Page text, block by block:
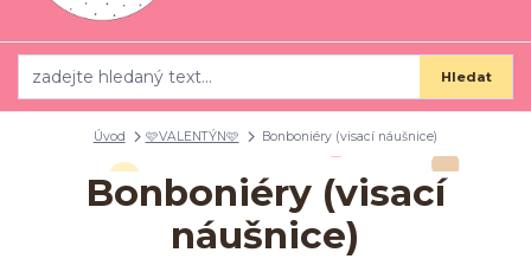
Hledat
Úvod 🩷VALENTÝN🩷 Bonboniéry (visací náušnice)
Bonboniéry (visací
náušnice)